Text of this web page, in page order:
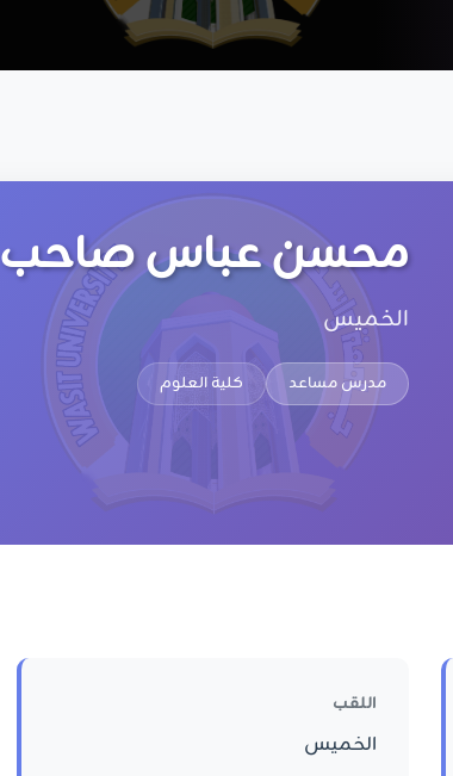
محسن عباس صاحب
الخميس
مدرس مساعد كلية العلوم
اللقب
الخميس